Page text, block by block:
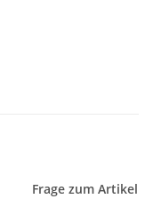
Frage zum Artikel